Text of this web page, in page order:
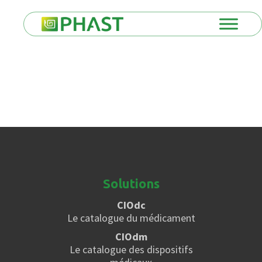
Solutions
CIOdc
Le catalogue du médicament
CIOdm
Le catalogue des dispositifs